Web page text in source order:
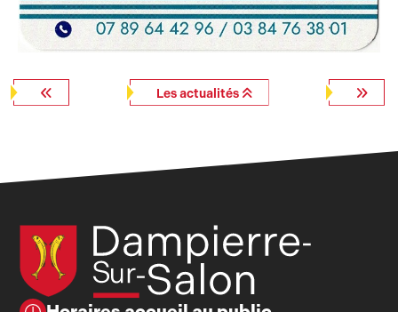
Les actualités